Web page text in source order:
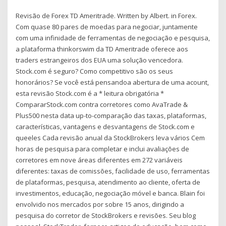
Revisão de Forex TD Ameritrade. Written by Albert. in Forex.
Com quase 80 pares de moedas para negociar, juntamente
com uma infinidade de ferramentas de negociação e pesquisa,
a plataforma thinkorswim da TD Ameritrade oferece aos
traders estrangeiros dos EUA uma solução vencedora.
Stock.com é seguro? Como competitivo são os seus
honorários? Se você está pensandoa abertura de uma acount,
esta revisão Stock.com é a * leitura obrigatória *
CompararStock.com contra corretores como AvaTrade &
Plus500 nesta data up-to-comparação das taxas, plataformas,
características, vantagens e desvantagens de Stock.com e
queeles Cada revisão anual da StockBrokers leva vários Cem
horas de pesquisa para completar e inclui avaliações de
corretores em nove áreas diferentes em 272 variáveis
diferentes: taxas de comissões, facilidade de uso, ferramentas
de plataformas, pesquisa, atendimento ao cliente, oferta de
investimentos, educação, negociação móvel e banca. Blain foi
envolvido nos mercados por sobre 15 anos, dirigindo a
pesquisa do corretor de StockBrokers e revisões. Seu blog